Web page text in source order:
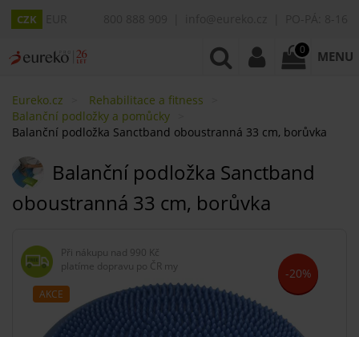
CZK
0 MENU
Eureko.cz
Rehabilitace a fitness
Balanční podložky a pomůcky
Balanční podložka Sanctband oboustranná 33 cm, borůvka
Balanční podložka Sanctband
oboustranná 33 cm, borůvka
Při nákupu nad 990 Kč
platíme dopravu po ČR my
AKCE
-20%